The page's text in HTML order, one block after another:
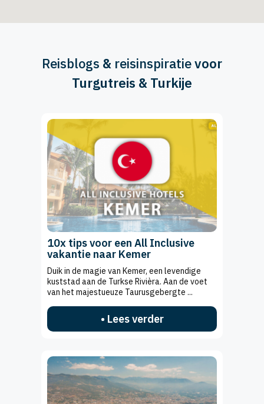
Reisblogs & reisinspiratievoor
Turgutreis & Turkije
10x tips voor een All Inclusive
vakantie naar Kemer
Duik in de magie van Kemer, een levendige
kuststad aan de Turkse Rivièra. Aan de voet
van het majestueuze Taurusgebergte ...
• Lees verder